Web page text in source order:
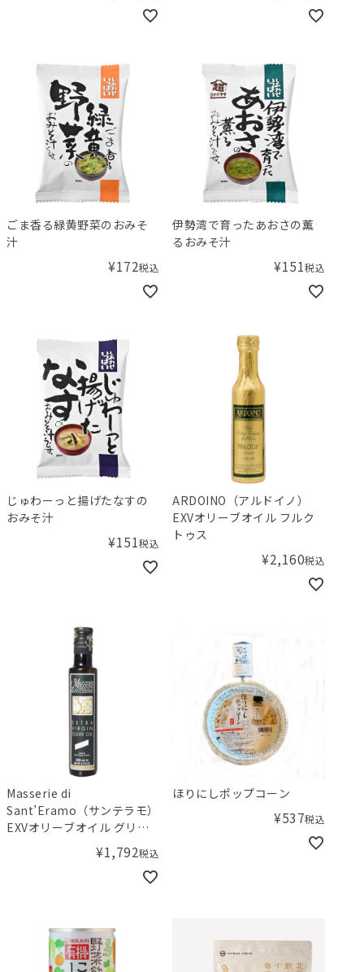
ごま香る緑黄野菜のおみそ
汁
¥172税込
伊勢湾で育ったあおさの薫
るおみそ汁
¥151税込
じゅわーっと揚げたなすの
おみそ汁
¥151税込
ARDOINO（アルドイノ）
EXVオリーブオイル フルク
トゥス
¥2,160税込
Masserie di
Sant’Eramo（サンテラモ）
EXVオリーブオイル グリー
¥1,792税込
ほりにしポップコーン
¥537税込